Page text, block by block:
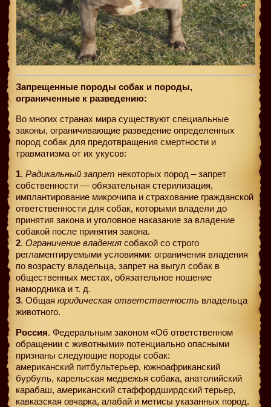
Запрещенные породы собак и породы,
ограниченные к разведению:
Во многих странах мира существуют специальные
законы, ограничивающие разведение определенных
пород собак для предотвращения смертности и
травматизма от их укусов:
1. Радикальный запрет некоторых пород – запрет
собственности — обязательная стерилизация,
имплантирование микрочипа и страхование гражданской
ответственности для собак, которыми владели до
принятия закона и уголовное наказание за владение
собакой после принятия закона.
2. Ограничение владения собакой со строго
регламентируемыми условиями: ограничения владения
по возрасту владельца, запрет на выгул собак в
общественных местах, обязательное ношение
намордника и т. д.
3. Общая юридическая ответственность владельца
животного.
Россия. Федеральным законом «Об ответственном
обращении с животными» потенциально опасными
признаны следующие породы собак:
американский питбультерьер, южноафриканский
бурбуль, карельская медвежья собака, анатолийский
карабаш, американский стаффордширдский терьер,
кавказская овчарка, алабай и метисы указанных пород.